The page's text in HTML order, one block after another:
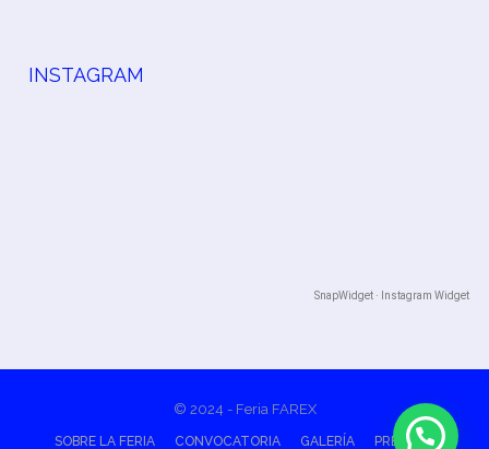
INSTAGRAM
SnapWidget · Instagram Widget
© 2024 - Feria FAREX
SOBRE LA FERIA CONVOCATORIA GALERÍA PRENSA